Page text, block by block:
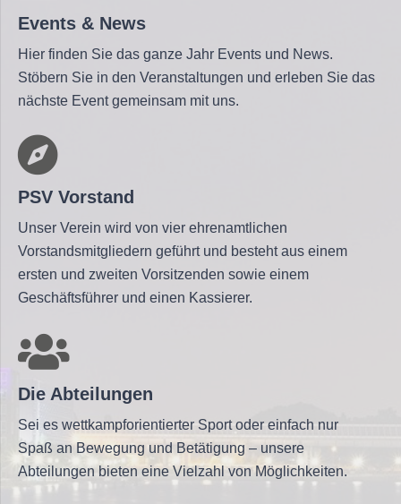
Events & News
Hier finden Sie das ganze Jahr Events und News.
Stöbern Sie in den Veranstaltungen und erleben Sie das
nächste Event gemeinsam mit uns.
PSV Vorstand
Unser Verein wird von vier ehrenamtlichen
Vorstandsmitgliedern geführt und besteht aus einem
ersten und zweiten Vorsitzenden sowie einem
Geschäftsführer und einen Kassierer.
Die Abteilungen
Sei es wettkampforientierter Sport oder einfach nur
Spaß an Bewegung und Betätigung – unsere
Abteilungen bieten eine Vielzahl von Möglichkeiten.